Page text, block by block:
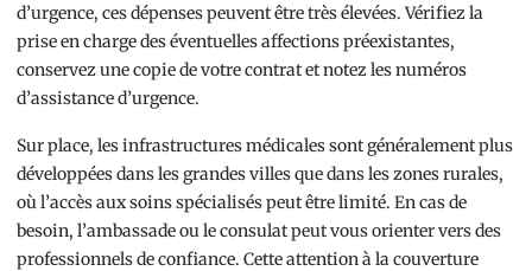
d’urgence, ces dépenses peuvent être très élevées. Vérifiez la
prise en charge des éventuelles affections préexistantes,
conservez une copie de votre contrat et notez les numéros
d’assistance d’urgence.
Sur place, les infrastructures médicales sont généralement plus
développées dans les grandes villes que dans les zones rurales,
où l’accès aux soins spécialisés peut être limité. En cas de
besoin, l’ambassade ou le consulat peut vous orienter vers des
professionnels de confiance. Cette attention à la couverture